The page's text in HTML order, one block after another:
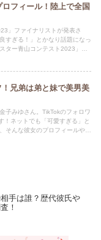
ロフィール！陸上で全国
」ファイナリストが発表さ
すぎる！」とかなり話題になっ
ター青山コンテスト2023」フ
兄弟は弟と妹で美男美
子みゆさん。TikTokのフォロワ
！ネットでも「可愛すぎる」と
そんな彼女のプロフィールや経
手は誰？歴代彼氏や
！